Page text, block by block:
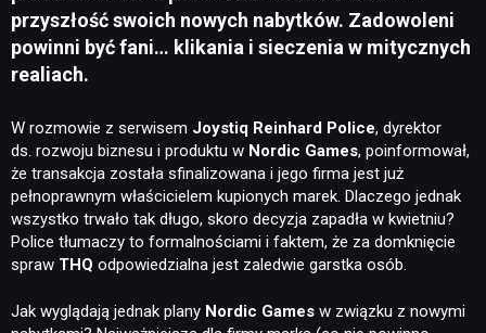
przyszłość swoich nowych nabytków. Zadowoleni
powinni być fani… klikania i sieczenia w mitycznych
realiach.
W rozmowie z serwisem Joystiq Reinhard Police, dyrektor
ds. rozwoju biznesu i produktu w Nordic Games, poinformował,
że transakcja została sfinalizowana i jego firma jest już
pełnoprawnym właścicielem kupionych marek. Dlaczego jednak
wszystko trwało tak długo, skoro decyzja zapadła w kwietniu?
Police tłumaczy to formalnościami i faktem, że za domknięcie
spraw THQ odpowiedzialna jest zaledwie garstka osób.
Jak wyglądają jednak plany Nordic Games w związku z nowymi